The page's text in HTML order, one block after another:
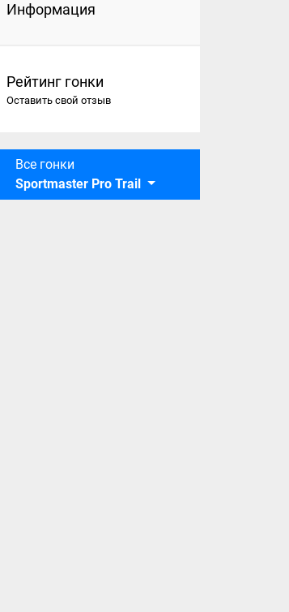
Информация
Рейтинг гонки
Оставить свой отзыв
Все гонки
Sportmaster Pro Trail